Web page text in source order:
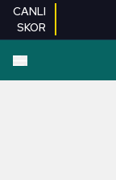
CANLI
SKOR